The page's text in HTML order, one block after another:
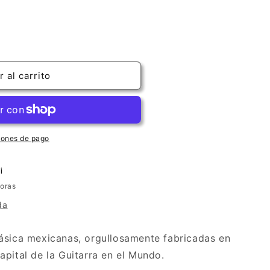
al carrito
de pago
mexicanas, orgullosamente fabricadas en
de la Guitarra en el Mundo.